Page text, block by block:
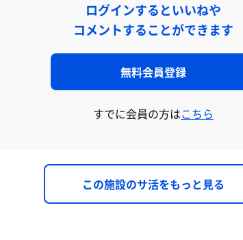
ログインするといいねや
コメントすることができます
無料会員登録
すでに会員の方はこちら
この施設のサ活をもっと見る